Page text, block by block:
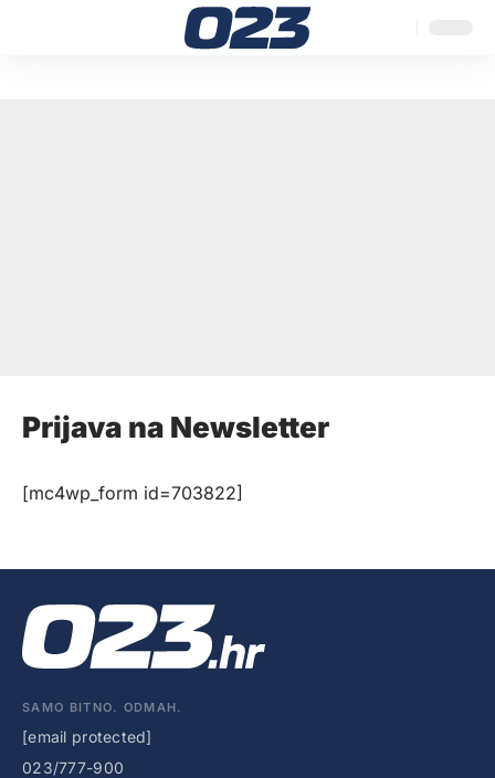
Prijava na Newsletter
[mc4wp_form id=703822]
SAMO BITNO. ODMAH.
[email protected]
023/777-900